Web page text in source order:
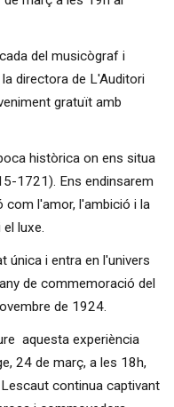
del musicògraf i
directora de L'Auditori
gratuït amb
històrica on ens situa
1721). Ens endinsarem
com l'amor, l'ambició i la
luxe.
única i entra en l'univers
de commemoració del
de 1924.
aquesta experiència
24 de març, a les 18h,
continua captivant